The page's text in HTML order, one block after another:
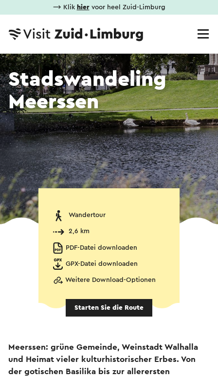
⟶ Klik hiervoor heel Zuid-Limburg
Stadswandeling
Meerssen
Wandertour
2,6 km
PDF-Datei downloaden
GPX-Datei downloaden
Weitere Download-Optionen
Starten Sie die Route
Meerssen: grüne Gemeinde, Weinstadt Walhalla
und Heimat vieler kulturhistorischer Erbes. Von
der gotischen Basilika bis zur allerersten